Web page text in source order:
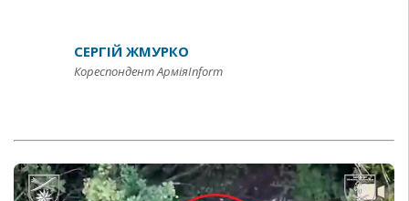
СЕРГІЙ ЖМУРКО
Кореспондент АрміяInform